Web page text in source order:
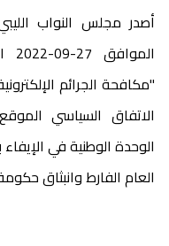
أصدر مجلس النواب الليبي
"مكافحة الجرائم
الوحدة الوطنية في
العام الفارط وانبثاق